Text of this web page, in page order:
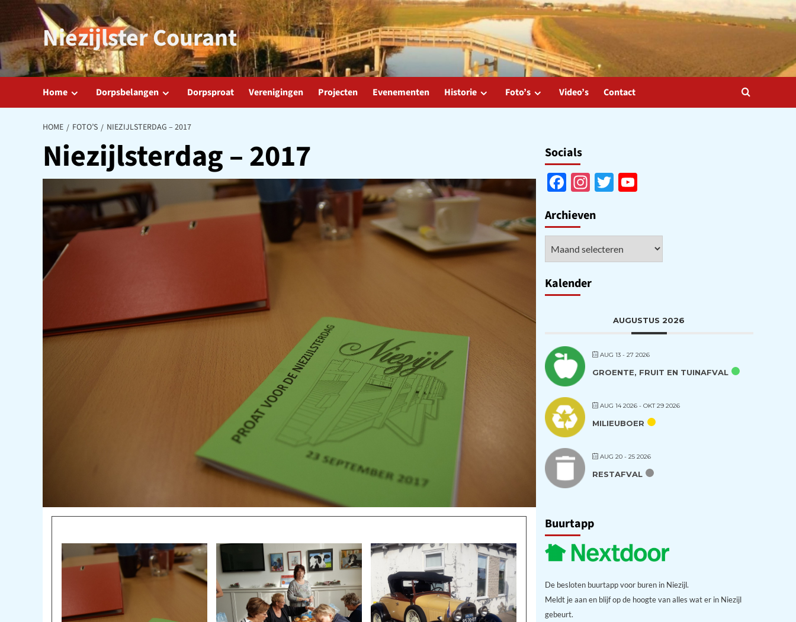
de
inhoud
Niezijlster Courant
Home Dorpsbelangen Dorpsproat Verenigingen Projecten Evenementen Historie Foto’s Video’s Contact
HOME FOTO’S NIEZIJLSTERDAG – 2017
Niezijlsterdag – 2017 Socials
Facebook
Instagram
Twitter
YouTube
Archieven
Kalender
AUGUSTUS 2026
AUG 13 - 27 2026
GROENTE, FRUIT EN TUINAFVAL
AUG 14 2026- OKT 29 2026
MILIEUBOER
AUG 20 - 25 2026
RESTAFVAL
Buurtapp
De besloten buurtapp voor buren in Niezijl.
Meldt je aan en blijf op de hoogte van alles wat er in Niezijl
gebeurt.